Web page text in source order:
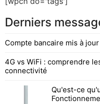
Derniers
Compte bancaire mis à jour
4G vs WiFi : comprendre
connectivité
Qu'est-ce